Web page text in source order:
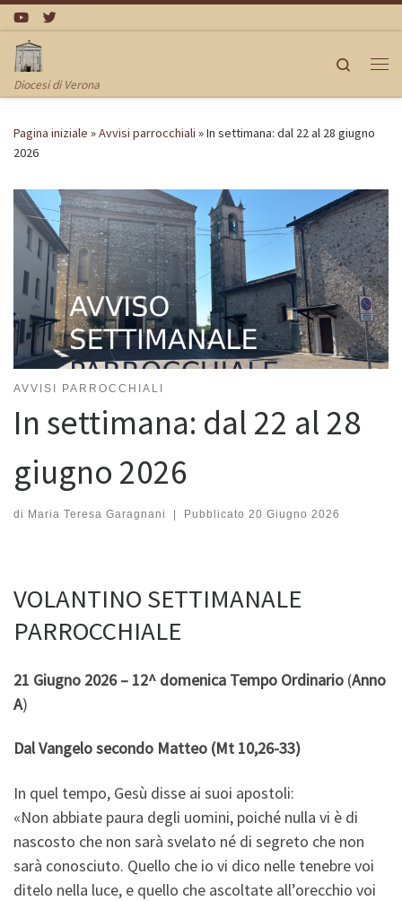
Passa al contenuto
Diocesi di Verona
Search
Pagina iniziale »Avvisi parrocchiali »In settimana: dal 22 al 28 giugno
2026
AVVISI PARROCCHIALI
In settimana: dal 22 al 28
giugno 2026
di Maria Teresa Garagnani Pubblicato 20 Giugno 2026
VOLANTINO SETTIMANALE
PARROCCHIALE
21 Giugno 2026 – 12^ domenica Tempo Ordinario (Anno
A)
Dal Vangelo secondo Matteo (Mt 10,26-33)
In quel tempo, Gesù disse ai suoi apostoli:
«Non abbiate paura degli uomini, poiché nulla vi è di
nascosto che non sarà svelato né di segreto che non
sarà conosciuto. Quello che io vi dico nelle tenebre voi
ditelo nella luce, e quello che ascoltate all’orecchio voi